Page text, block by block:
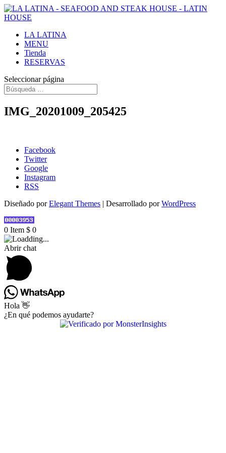
LA LATINA
MENU
Tienda
RESERVAS
Seleccionar página
IMG_20201009_205425
Facebook
Twitter
Google
Instagram
RSS
Diseñado porElegant Themes | Desarrollado porWordPress
0 Item $ 0
Abrir chat
Hola 👋
¿En qué podemos ayudarte?